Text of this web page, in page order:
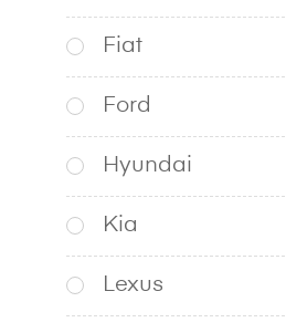
Fiat
Ford
Hyundai
Kia
Lexus